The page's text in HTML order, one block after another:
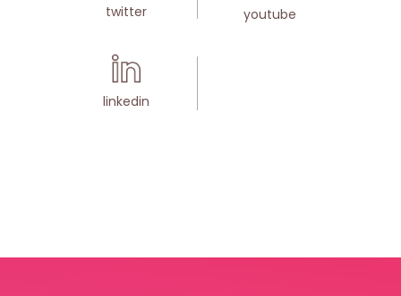
twitter youtube
linkedin